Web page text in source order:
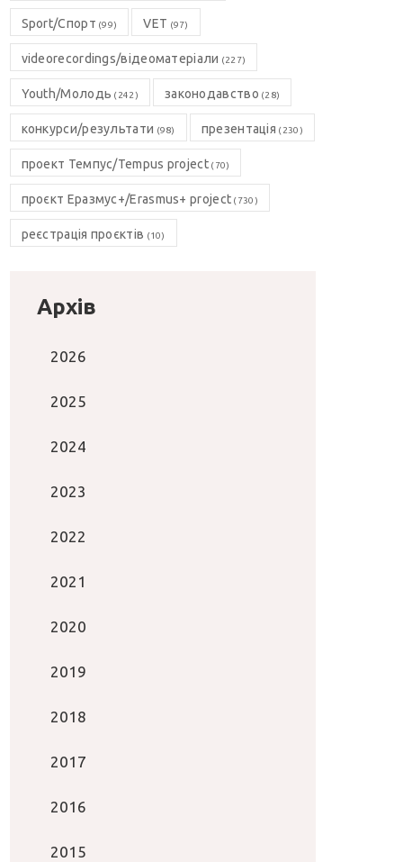
Sport/Спорт (99) VET (97)
videorecordings/відеоматеріали (227)
Youth/Молодь (242) законодавство (28)
конкурси/результати (98) презентація (230)
проект Темпус/Tempus project(70)
проєкт Еразмус+/Erasmus+ project (730)
реєстрація проєктів (10)
Архів
2026
2025
2024
2023
2022
2021
2020
2019
2018
2017
2016
2015